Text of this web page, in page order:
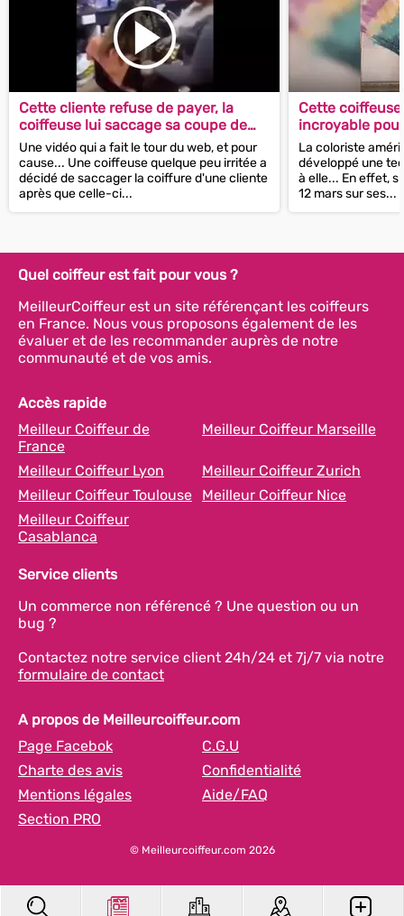
Cette cliente refuse de payer, la
coiffeuse lui saccage sa coupe de
cheveux !
Une vidéo qui a fait le tour du web, et pour
cause... Une coiffeuse quelque peu irritée a
décidé de saccager la coiffure d'une cliente
après que celle-ci...
Cette
incroyable
La coloriste
développé une
à elle... En effet,
12 mars sur ses...
Quel coiffeur est fait pour vous ?
MeilleurCoiffeur est un site référençant les coiffeurs
en France. Nous vous proposons également de les
évaluer et de les recommander auprès de notre
communauté et de vos amis.
Accès rapide
Meilleur Coiffeur de
France
Meilleur Coiffeur Marseille
Meilleur Coiffeur Lyon
Meilleur Coiffeur Zurich
Meilleur Coiffeur Toulouse
Meilleur Coiffeur Nice
Meilleur Coiffeur
Casablanca
Service clients
Un commerce non référencé ? Une question ou un
bug ?
Contactez notre service client 24h/24 et 7j/7 via notre
formulaire de contact
A propos de Meilleurcoiffeur.com
Page Facebok
C.G.U
Charte des avis
Confidentialité
Mentions légales
Aide/FAQ
Section PRO
© Meilleurcoiffeur.com 2026